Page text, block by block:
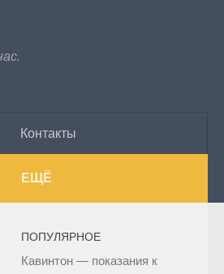
Контакты
ЕЩЁ
ПОПУЛЯРНОЕ
Кавинтон — показания к